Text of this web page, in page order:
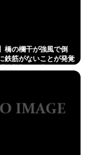
室」👧「犬は大きい
んな同じ大きさな
らいいの？
ど、今のキーボー
ない
に祝福続々 SNSで
く声も
に支持する属性。
橋の欄干が強風で倒
鉄筋がないことが発覚